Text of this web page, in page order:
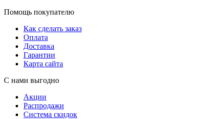
Помощь покупателю
Как сделать заказ
Оплата
Доставка
Гарантии
Карта сайта
С нами выгодно
Акции
Распродажи
Система скидок